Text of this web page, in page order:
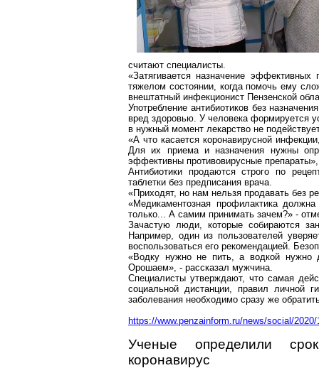
считают специалисты.
«Затягивается назначение
тяжелом состоянии, когда помочь ему
внештатный инфекционист Пензенской
Употребление антибиотиков без
вред здоровью. У человека формируется
в нужный момент лекарство не
«А что касается коронавируснойинфекции,
Для их приема и назначения нужны
эффективны противовирусные
Антибиотики продаются строго по
таблетки без предписания врача.
«Приходят, но нам нельзя продавать без
«Медикаментозная профилактика
только... А самим принимать зачем?» -
Зачастую люди, которые собираются
Например, один из пользователей
воспользоваться его рекомендацией.
«Водку нужно не пить, а водкой нужно
Орошаем», - рассказал мужчина.
Специалисты утверждают, что самая
социальной дистанции, правил личной
заболевания необходимо сразу же
https://www.penzainform.ru/news/social/
Ученые определили
коронавирус